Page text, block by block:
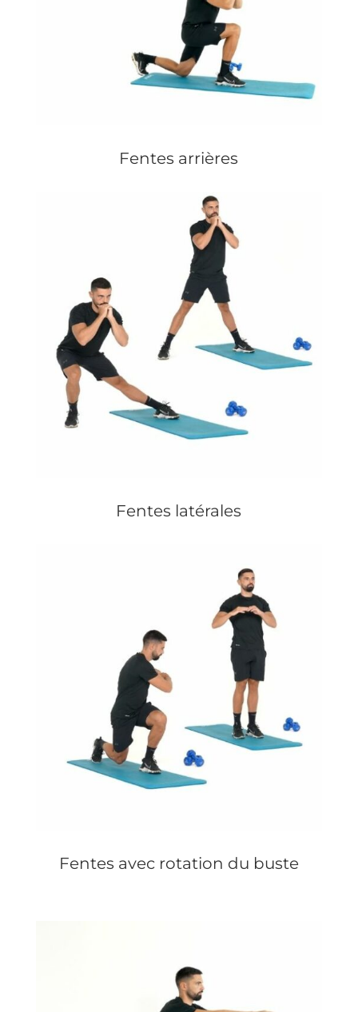
Fentes arrières
Fentes latérales
Fentes avec rotation du buste